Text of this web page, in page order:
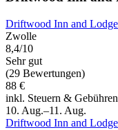
Driftwood Inn and
Zwolle
8,4/10
Sehr gut
(29 Bewertungen)
88 €
inkl. Steuern & Gebühren
10. Aug.–11. Aug.
Driftwood Inn and